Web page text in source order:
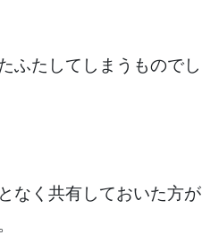
ふたしてしまうものでし
なく共有しておいた方が